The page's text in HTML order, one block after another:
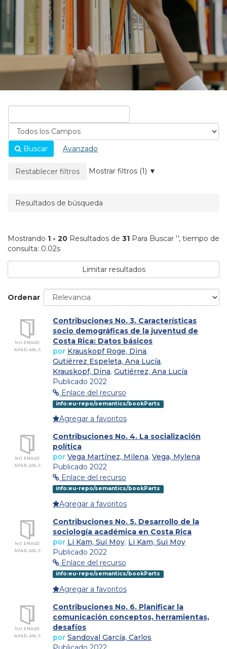
Buscar
Avanzado
La página se recargará cuando se elimine un filtro.
Restablecer filtros Mostrar filtros (1)
Resultados de búsqueda
Mostrando 1 - 20 Resultados de 31 Para Buscar '', tiempo de
consulta: 0.02s
Limitar resultados
Ordenar
Contribuciones No. 3. Características
socio demográficas de la juventud de
Costa Rica: Datos básicos
por Krauskopf Roge, Dina,
Gutiérrez Espeleta, Ana Lucía,
Krauskopf, Dina, Gutiérrez, Ana Lucía
Publicado 2022
Enlace del recurso
info:eu-repo/semantics/bookParts
Agregar a favoritos
Contribuciones No. 4. La socialización
política
por Vega Martínez, Milena, Vega, Mylena
Publicado 2022
Enlace del recurso
info:eu-repo/semantics/bookParts
Agregar a favoritos
Contribuciones No. 5. Desarrollo de la
sociología académica en Costa Rica
por Li Kam, Sui Moy, Li Kam, Sui Moy
Publicado 2022
Enlace del recurso
info:eu-repo/semantics/bookParts
Agregar a favoritos
Contribuciones No. 6. Planificar la
comunicación conceptos, herramientas,
desafíos
por Sandoval García, Carlos